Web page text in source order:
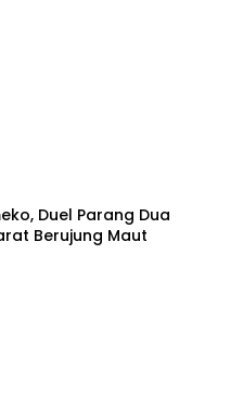
Duel Parang Dua
Berujung Maut